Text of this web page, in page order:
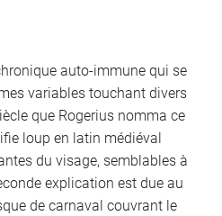
auto-immune qui se
variables touchant divers
que Rogerius nomma ce
loup en latin médiéval
du visage, semblables à
explication est due au
de carnaval couvrant le